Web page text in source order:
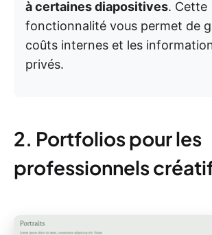
à certaines diapositives. Cette
fonctionnalité vous permet de
coûts internes et les
privés.
2. Portfolios pour les
professionnels